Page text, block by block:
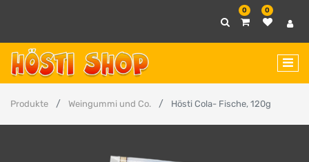
0 0
Produkte Weingummi und Co. Hösti Cola- Fische, 120g